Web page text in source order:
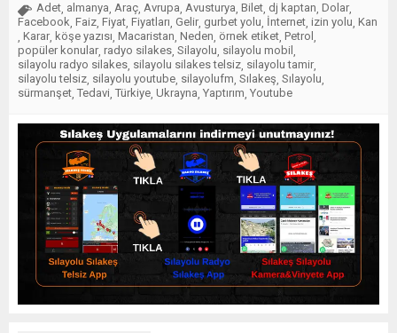
Adet, almanya, Araç, Avrupa, Avusturya, Bilet, dj kaptan, Dolar,
Facebook, Faiz, Fiyat, Fiyatları, Gelir, gurbet yolu, İnternet, izin yolu, Kan
, Karar, köşe yazısı, Macaristan, Neden, örnek etiket, Petrol ,
popüler konular, radyo silakes, Silayolu, silayolu mobil ,
silayolu radyo silakes, silayolu silakes telsiz, silayolu tamir,
silayolu telsiz, silayolu youtube, silayolufm, Sılakeş, Sılayolu,
sürmanşet, Tedavi, Türkiye, Ukrayna, Yaptırım, Youtube